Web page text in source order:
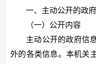
一、主动公开的政
（一）公开内容
主动公开的政府信
外的各类信息。本机关